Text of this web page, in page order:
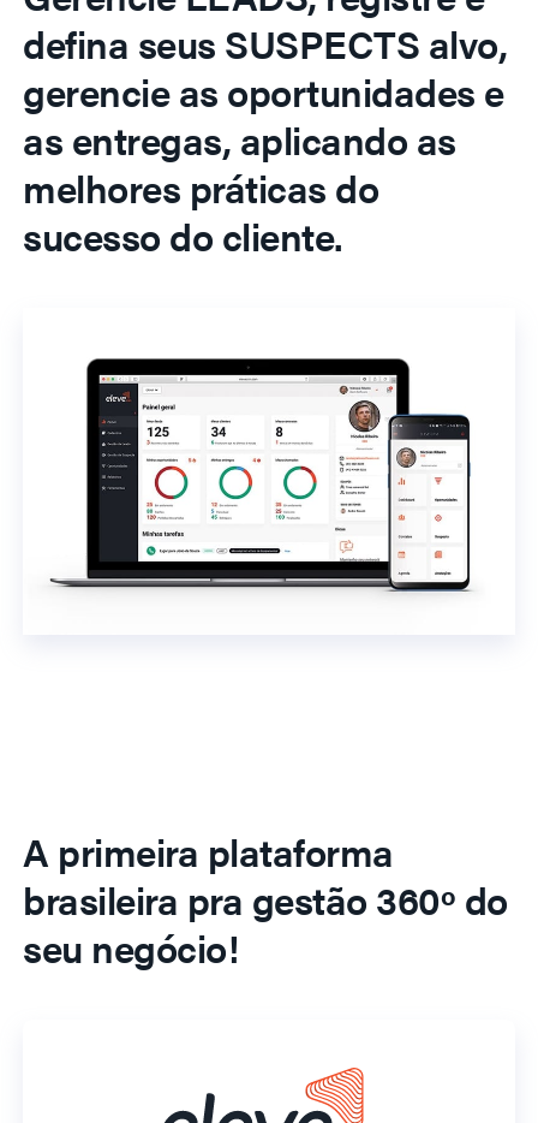
defina seus SUSPECTS alvo,
gerencie as oportunidades e
as entregas, aplicando as
melhores práticas do
sucesso do cliente.
A primeira plataforma
brasileira pra gestão 360º do
seu negócio!